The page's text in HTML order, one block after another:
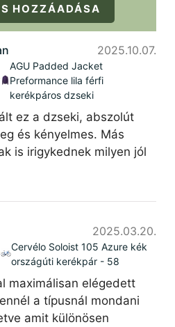
HOZZÁADÁSA
2025.10.07.
AGU Padded Jacket
Preformance lila férfi
kerékpáros dzseki
ez a dzseki, abszolút
és kényelmes. Más
is irigykednek milyen jól
2025.03.20.
Cervélo Soloist 105 Azure kék
országúti kerékpár - 58
maximálisan elégedett
a típusnál mondani
amit különösen